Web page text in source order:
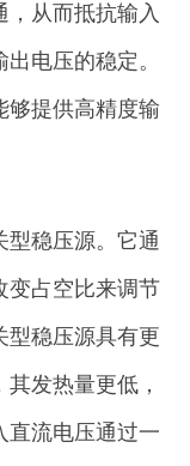
从而抵抗输入
电压的稳定。
够提供高精度输
型稳压源。它通
变占空比来调节
型稳压源具有更
发热量更低，
直流电压通过一